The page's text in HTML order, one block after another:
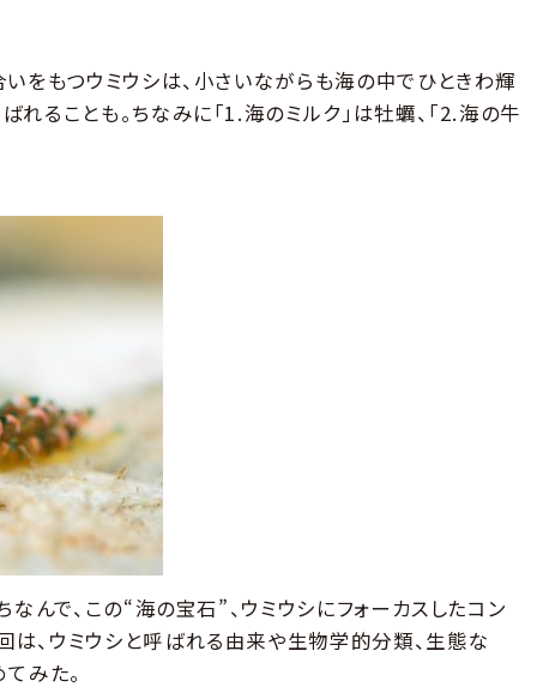
をもつウミウシは、小さいながらも海の中でひときわ輝
れることも。ちなみに「1.海のミルク」は牡蠣、「2.海の牛
んで、この“海の宝石”、ウミウシにフォーカスしたコン
、ウミウシと呼ばれる由来や生物学的分類、生態な
みた。